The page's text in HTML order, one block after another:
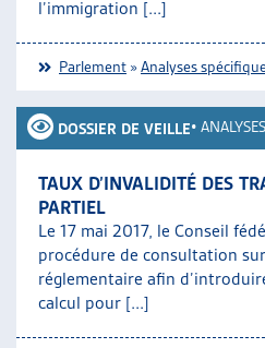
l’immigration [...]
Parlement »Analyses
DOSSIER DE VEILLE•
TAUX D’INVALIDITÉ DES
PARTIEL
Le 17 mai 2017, le Conseil
procédure de consultation
réglementaire afin
calcul pour [...]